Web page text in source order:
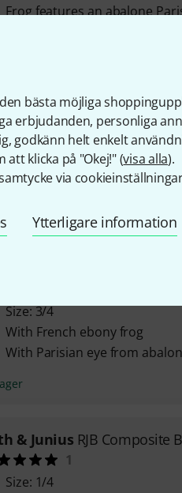
bästa möjliga
erbjudanden, personliga
godkänn helt enkelt
klicka på "Okej!" (visa alla).
via
Ytterligare information
Frog features an abalone
& JuniusRJB Carbon
Size: 1/2
With german ebony frog
With Parisian eye from abalone
RJB Composite
Size: 3/4
With French ebony frog
With Parisian eye from
& Junius RJB Composite
1
Size: 1/4